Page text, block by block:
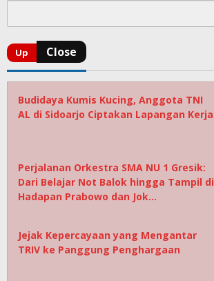
Budidaya Kumis Kucing, Anggota TNI
AL di Sidoarjo Ciptakan Lapangan Kerja
Perjalanan Orkestra SMA NU 1 Gresik:
Dari Belajar Not Balok hingga Tampil di
Hadapan Prabowo dan Jok…
Jejak Kepercayaan yang Mengantar
TRIV ke Panggung Penghargaan